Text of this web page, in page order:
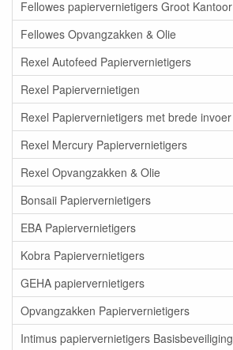
Fellowes papiervernietigers Groot Kantoor
Fellowes Opvangzakken & Olie
Rexel Autofeed Papiervernietigers
Rexel Papiervernietigen
Rexel Papiervernietigers met brede invoer
Rexel Mercury Papiervernietigers
Rexel Opvangzakken & Olie
Bonsaii Papiervernietigers
EBA Papiervernietigers
Kobra Papiervernietigers
GEHA papiervernietigers
Opvangzakken Papiervernietigers
Intimus papiervernietigers Basisbeveiliging